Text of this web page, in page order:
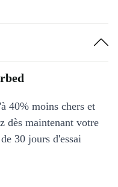
40% moins chers et
dès maintenant votre
30 jours d'essai